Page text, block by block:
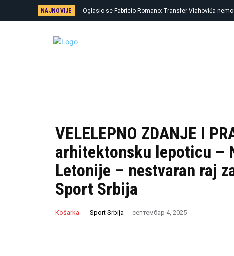
NAJNOVIJE Oglasio se Fabricio Romano: Transfer Vlahovića
VELELEPNO ZDANJE I
arhitektonsku lepoticu –
Letonije – nestvaran raj
Sport Srbija
Košarka Sport Srbija септембар 4, 2025